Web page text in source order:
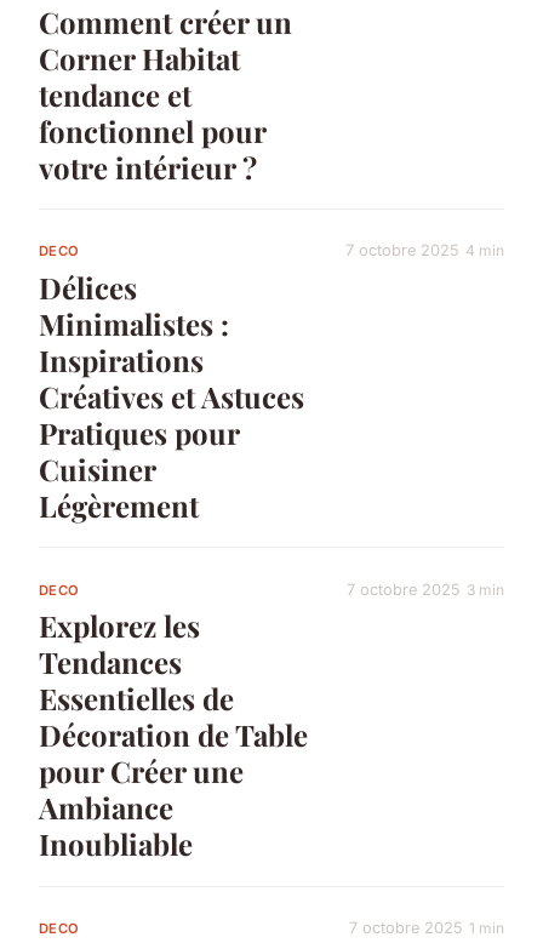
Comment créer un
Corner Habitat
tendance et
fonctionnel pour
votre intérieur ?
DECO
Délices
Minimalistes :
Inspirations
Créatives et Astuces
Pratiques pour
Cuisiner
Légèrement
7 octobre 2025 4 min
DECO
Explorez les
Tendances
Essentielles de
Décoration de Table
pour Créer une
Ambiance
Inoubliable
7 octobre 2025 3 min
DECO 7 octobre 2025 1 min